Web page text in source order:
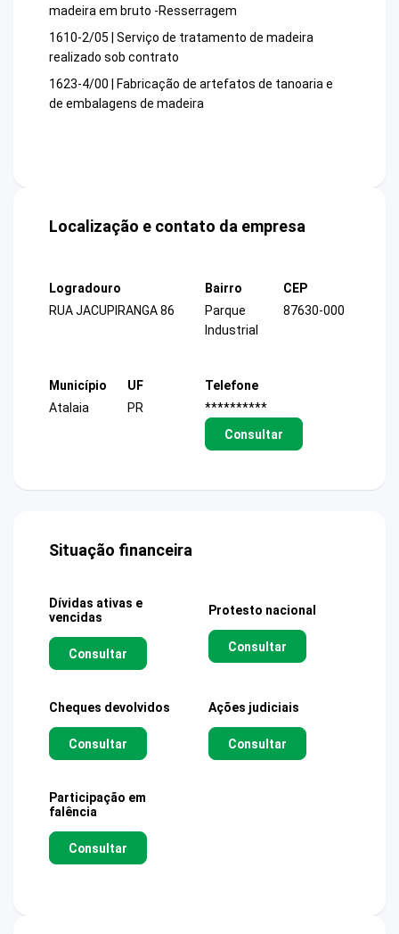
madeira em bruto -Resserragem
1610-2/05 | Serviço de tratamento de madeira
realizado sob contrato
1623-4/00 | Fabricação de artefatos de tanoaria e
de embalagens de madeira
Localização e contato da empresa
Logradouro
RUA JACUPIRANGA 86
Bairro
Parque
Industrial
CEP
87630-000
Município
Atalaia
UF
PR
Telefone
**********
Consultar
Situação financeira
Dívidas ativas e
vencidas
Consultar
Protesto nacional
Consultar
Cheques devolvidos
Consultar
Ações judiciais
Consultar
Participação em
falência
Consultar